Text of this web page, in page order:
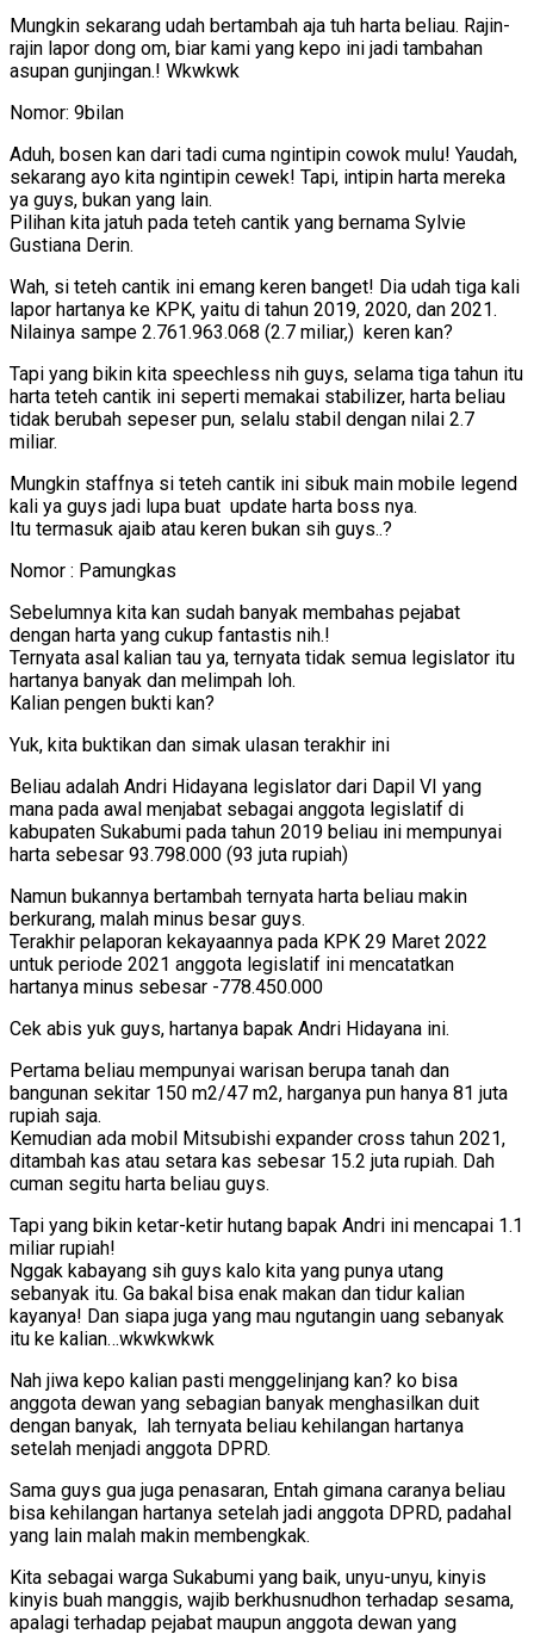
Mungkin sekarang udah bertambah aja tuh harta beliau. Rajin-
rajin lapor dong om, biar kami yang kepo ini jadi tambahan
asupan gunjingan.! Wkwkwk
Nomor: 9bilan
Aduh, bosen kan dari tadi cuma ngintipin cowok mulu! Yaudah,
sekarang ayo kita ngintipin cewek! Tapi, intipin harta mereka
ya guys, bukan yang lain.
Pilihan kita jatuh pada teteh cantik yang bernama Sylvie
Gustiana Derin.
Wah, si teteh cantik ini emang keren banget! Dia udah tiga kali
lapor hartanya ke KPK, yaitu di tahun 2019, 2020, dan 2021.
Nilainya sampe 2.761.963.068 (2.7 miliar,) keren kan?
Tapi yang bikin kita speechless nih guys, selama tiga tahun itu
harta teteh cantik ini seperti memakai stabilizer, harta beliau
tidak berubah sepeser pun, selalu stabil dengan nilai 2.7
miliar.
Mungkin staffnya si teteh cantik ini sibuk main mobile legend
kali ya guys jadi lupa buat update harta boss nya.
Itu termasuk ajaib atau keren bukan sih guys..?
Nomor : Pamungkas
Sebelumnya kita kan sudah banyak membahas pejabat
dengan harta yang cukup fantastis nih.!
Ternyata asal kalian tau ya, ternyata tidak semua legislator itu
hartanya banyak dan melimpah loh.
Kalian pengen bukti kan?
Yuk, kita buktikan dan simak ulasan terakhir ini
Beliau adalah Andri Hidayana legislator dari Dapil VI yang
mana pada awal menjabat sebagai anggota legislatif di
kabupaten Sukabumi pada tahun 2019 beliau ini mempunyai
harta sebesar 93.798.000 (93 juta rupiah)
Namun bukannya bertambah ternyata harta beliau makin
berkurang, malah minus besar guys.
Terakhir pelaporan kekayaannya pada KPK 29 Maret 2022
untuk periode 2021 anggota legislatif ini mencatatkan
hartanya minus sebesar -778.450.000
Cek abis yuk guys, hartanya bapak Andri Hidayana ini.
Pertama beliau mempunyai warisan berupa tanah dan
bangunan sekitar 150 m2/47 m2, harganya pun hanya 81 juta
rupiah saja.
Kemudian ada mobil Mitsubishi expander cross tahun 2021,
ditambah kas atau setara kas sebesar 15.2 juta rupiah. Dah
cuman segitu harta beliau guys.
Tapi yang bikin ketar-ketir hutang bapak Andri ini mencapai 1.1
miliar rupiah!
Nggak kabayang sih guys kalo kita yang punya utang
sebanyak itu. Ga bakal bisa enak makan dan tidur kalian
kayanya! Dan siapa juga yang mau ngutangin uang sebanyak
itu ke kalian…wkwkwkwk
Nah jiwa kepo kalian pasti menggelinjang kan? ko bisa
anggota dewan yang sebagian banyak menghasilkan duit
dengan banyak, lah ternyata beliau kehilangan hartanya
setelah menjadi anggota DPRD.
Sama guys gua juga penasaran, Entah gimana caranya beliau
bisa kehilangan hartanya setelah jadi anggota DPRD, padahal
yang lain malah makin membengkak.
Kita sebagai warga Sukabumi yang baik, unyu-unyu, kinyis
kinyis buah manggis, wajib berkhusnudhon terhadap sesama,
apalagi terhadap pejabat maupun anggota dewan yang